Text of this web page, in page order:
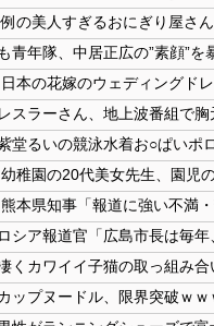
青年隊、中居正広の”素顔”を
堂るいの競泳水着お○ぱいポ
くカワイイ子猫の取っ組み合
ップヌードル、限界突破ｗｗ